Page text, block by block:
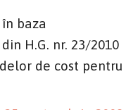
baza
H.G. nr. 23/2010
de cost pentru